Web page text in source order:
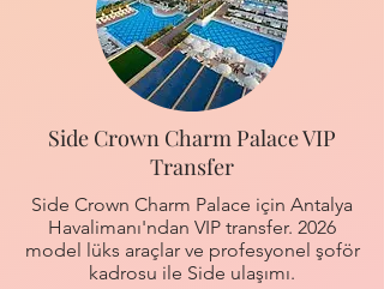
Side Crown Charm Palace VIP
Transfer
Side Crown Charm Palace için Antalya
Havalimanı'ndan VIP transfer. 2026
model lüks araçlar ve profesyonel şoför
kadrosu ile Side ulaşımı.